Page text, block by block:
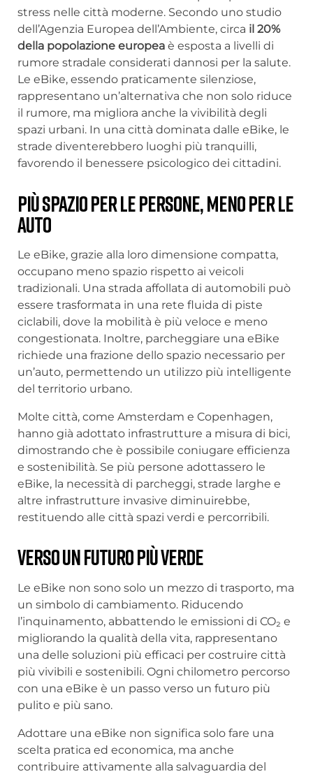
stress nelle città moderne. Secondo uno studio
dell’Agenzia Europea dell’Ambiente, circa il 20%
della popolazione europea è esposta a livelli di
rumore stradale considerati dannosi per la salute.
Le eBike, essendo praticamente silenziose,
rappresentano un’alternativa che non solo riduce
il rumore, ma migliora anche la vivibilità degli
spazi urbani. In una città dominata dalle eBike, le
strade diventerebbero luoghi più tranquilli,
favorendo il benessere psicologico dei cittadini.
Più spazio per le persone, meno per le
auto
Le eBike, grazie alla loro dimensione compatta,
occupano meno spazio rispetto ai veicoli
tradizionali. Una strada affollata di automobili può
essere trasformata in una rete fluida di piste
ciclabili, dove la mobilità è più veloce e meno
congestionata. Inoltre, parcheggiare una eBike
richiede una frazione dello spazio necessario per
un’auto, permettendo un utilizzo più intelligente
del territorio urbano.
Molte città, come Amsterdam e Copenhagen,
hanno già adottato infrastrutture a misura di bici,
dimostrando che è possibile coniugare efficienza
e sostenibilità. Se più persone adottassero le
eBike, la necessità di parcheggi, strade larghe e
altre infrastrutture invasive diminuirebbe,
restituendo alle città spazi verdi e percorribili.
Verso un futuro più verde
Le eBike non sono solo un mezzo di trasporto, ma
un simbolo di cambiamento. Riducendo
l’inquinamento, abbattendo le emissioni di CO₂ e
migliorando la qualità della vita, rappresentano
una delle soluzioni più efficaci per costruire città
più vivibili e sostenibili. Ogni chilometro percorso
con una eBike è un passo verso un futuro più
pulito e più sano.
Adottare una eBike non significa solo fare una
scelta pratica ed economica, ma anche
contribuire attivamente alla salvaguardia del